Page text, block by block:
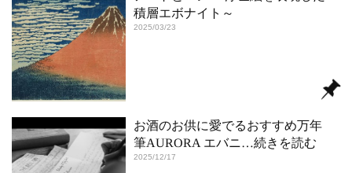
積層エボナイト～
2025/03/23
お酒のお供に愛でるおすすめ万年
筆AURORA エバニ…続きを読む
2025/12/17